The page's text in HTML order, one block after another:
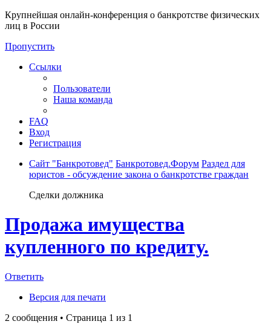
Крупнейшая онлайн-конференция о банкротстве физических
лиц в России
Пропустить
Ссылки
Пользователи
Наша команда
FAQ
Вход
Регистрация
Сайт "Банкротовед" Банкротовед.Форум Раздел для
юристов - обсуждение закона о банкротстве граждан
Сделки должника
Продажа имущества
купленного по кредиту.
Ответить
Версия для печати
2 сообщения • Страница 1 из 1